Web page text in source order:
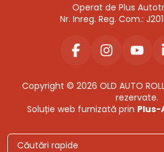
Operat de Plus
Nr. Inreg. Reg. Com.:
Copyright © 2026 OLD AUTO
rezervate.
Soluție web furnizată prin
Căutări rapide